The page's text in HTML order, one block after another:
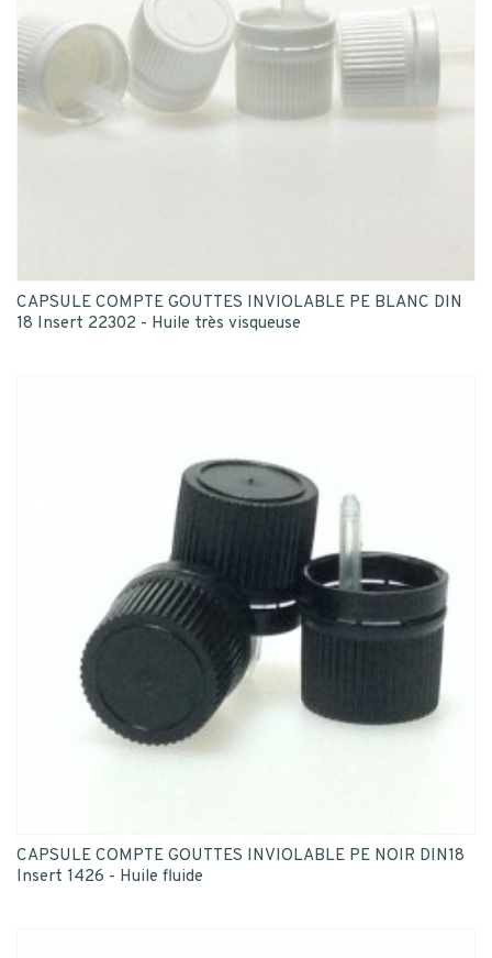
CAPSULE COMPTE GOUTTES INVIOLABLE PE BLANC DIN
18 Insert 22302 - Huile très visqueuse
CAPSULE COMPTE GOUTTES INVIOLABLE PE NOIR DIN18
Insert 1426 - Huile fluide